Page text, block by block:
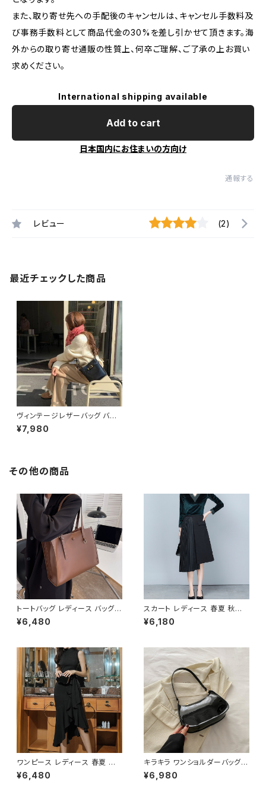
また、取り寄せ先への手配後のキャンセルは、キャンセル手数料及
び事務手数料として商品代金の30%を差し引かせて頂きます。海
外からの取り寄せ通販の性質上、何卒ご理解、ご了承の上お買い
求めください。
International shipping available
Add to cart
日本国内にお住まいの方向け
通報する
レビュー (2)
最近チェックした商品
ヴィンテージレザーバッグ バケ
ツ型ショルダーバッグ レディース
ショルダー バッグ ショルダーバ
B0209
¥7,980
その他の商品
トートバッグ レディース バッグ
春夏 秋冬 春 夏 秋 冬 黒 白 バ
ッグ ハンドバッグ 肩掛け かばん
バッグ シンプル トートバック ホ
ワイト ベージュ コーヒー ブラッ
ク デート 通勤バッグ オフィスカ
ジュアル デイリー お出かけ オ
フィス カジュアル OL 上品 大人
10代 20代 30代 40代 K-B00
53
¥6,480
スカート レディース 春夏 秋冬
春 夏 秋 冬 黒 プリーツスカート
ミディアム丈 プリーツ アシンメ
きれいめ オフィスカジュアル 上
品 切り替え ミディアム ひざ下
ひざ丈 ブラック オフィス カジュ
アル OL 上品 大人 10代 20代
30代 40代 C-SAW0020
¥6,180
ワンピース レディース 春夏 秋
冬 春 夏 秋 冬 黒 ドレス マーメ
イドワンピース ドレスワンピー
¥6,480
キラキラ ワンショルダーバッグ
パテントバッグ レディース バッグ
光沢感 コンパクト エレガント カ
¥6,980